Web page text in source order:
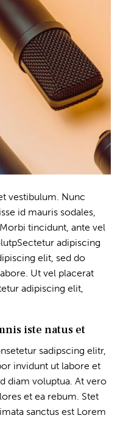
vestibulum. Nunc
id mauris sodales,
tincidunt, ante vel
adipiscing
elit, sed do
Ut vel placerat
adipiscing elit,
iste natus et
sadipscing elitr,
invidunt ut labore et
diam voluptua. At vero
et ea rebum. Stet
sanctus est Lorem